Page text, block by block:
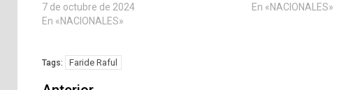
7 de octubre de 2024
En «NACIONALES»
En «NACIONALES»
Tags: Faride Raful